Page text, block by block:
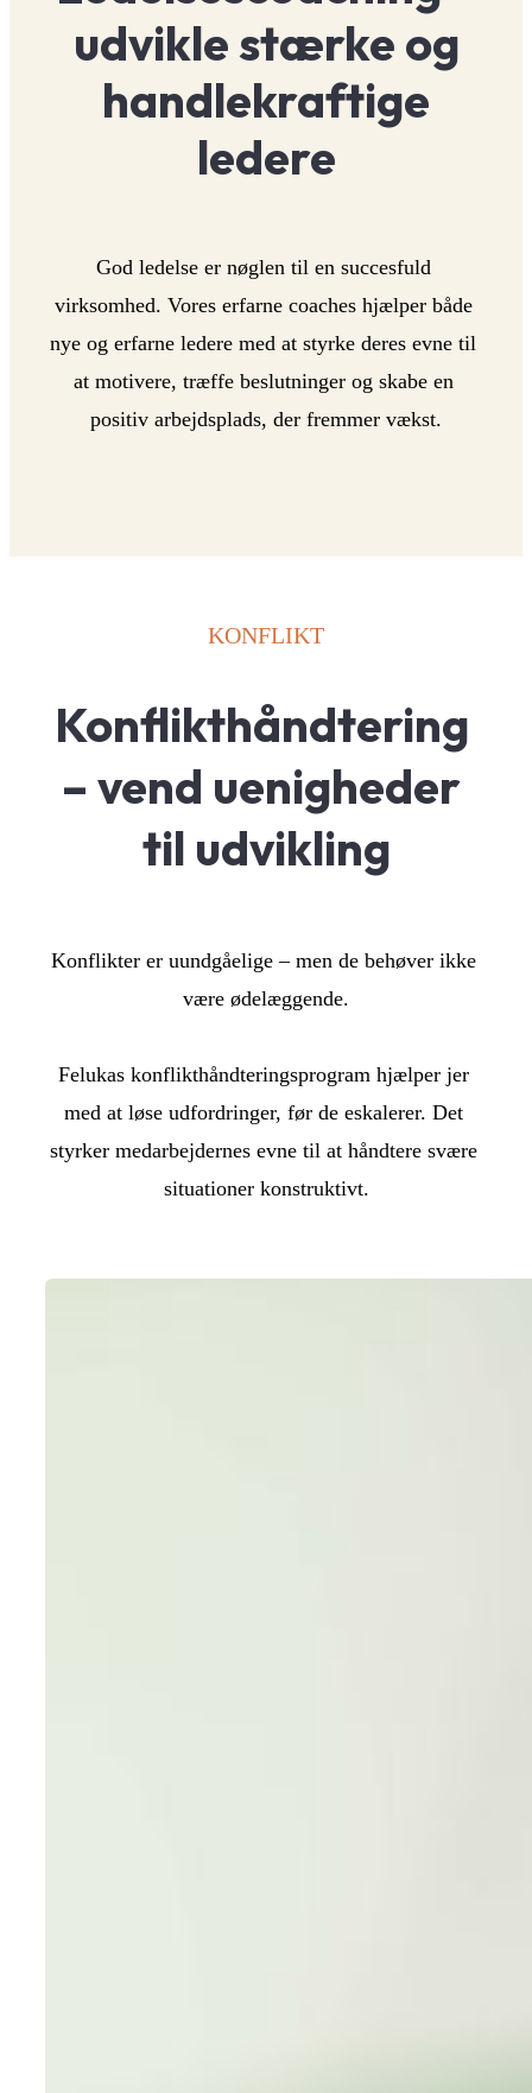
udvikle stærke og
handlekraftige
ledere
God ledelse er nøglen til en succesfuld
virksomhed. Vores erfarne coaches hjælper både
nye og erfarne ledere med at styrke deres evne til
at motivere, træffe beslutninger og skabe en
positiv arbejdsplads, der fremmer vækst.
KONFLIKT
Konflikthåndtering
– vend uenigheder
til udvikling
Konflikter er uundgåelige – men de behøver ikke
være ødelæggende.
Felukas konflikthåndteringsprogram hjælper jer
med at løse udfordringer, før de eskalerer. Det
styrker medarbejdernes evne til at håndtere svære
situationer konstruktivt.